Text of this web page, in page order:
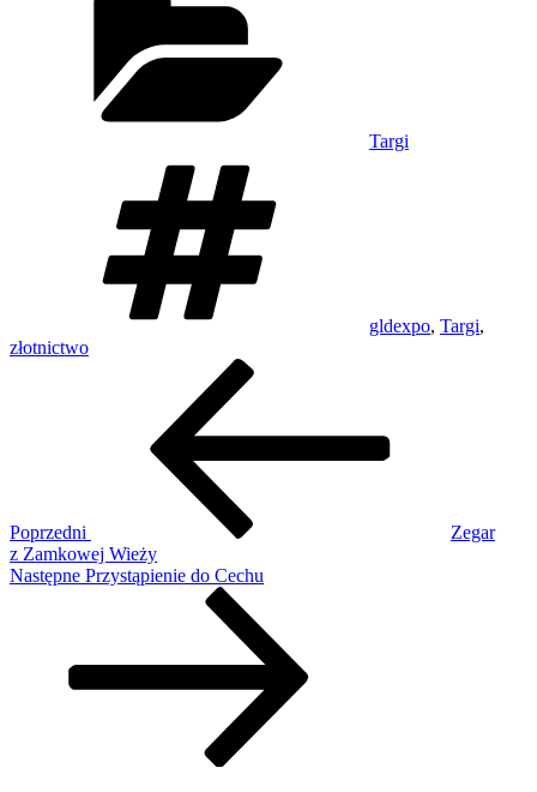
Targi
gldexpo, Targi,
złotnictwo
Poprzedni
Zegar
z Zamkowej Wieży
Następny
Następne Przystąpienie do Cechu